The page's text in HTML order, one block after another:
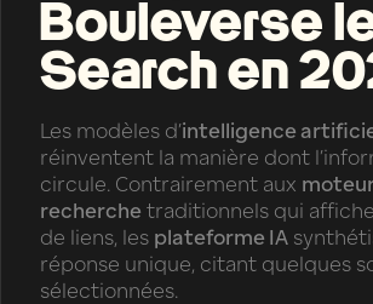
Bouleverse
Search en
Les modèles d’intelligence
réinventent la manière dont
circule. Contrairement aux
recherche traditionnels qui
de liens, les plateforme IA
réponse unique, citant quelques
sélectionnées.